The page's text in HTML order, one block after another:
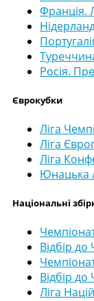
Франція.
Росія.
Єврокубки
Ліга
Ліга
Ліга
Юнацька
Національні
Відбір до
Відбір до
Ліга